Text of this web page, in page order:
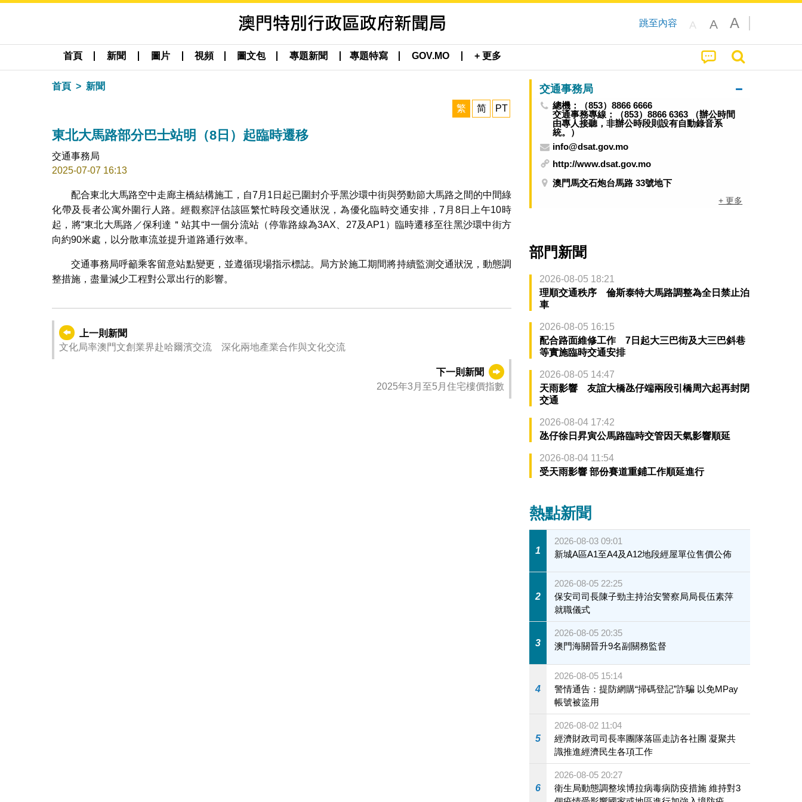
跳至內容 A A A
首頁 新聞 圖片 視頻 圖文包 專題新聞 專題特寫 GOV.MO + 更多
首頁 新聞
繁 简 PT
東北大馬路部分巴士站明（8日）起臨時遷移
交通事務局
2025-07-07 16:13
配合東北大馬路空中走廊主橋結構施工，自7月1日起已圍封介乎黑沙環中街與勞動節大馬路之間的中間綠
化帶及長者公寓外圍行人路。經觀察評估該區繁忙時段交通狀況，為優化臨時交通安排，7月8日上午10時
起，將“東北大馬路／保利達＂站其中一個分流站（停靠路線為3AX、27及AP1）臨時遷移至往黑沙環中街方
向約90米處，以分散車流並提升道路通行效率。
交通事務局呼籲乘客留意站點變更，並遵循現場指示標誌。局方於施工期間將持續監測交通狀況，動態調
整措施，盡量減少工程對公眾出行的影響。
上一則新聞
文化局率澳門文創業界赴哈爾濱交流 深化兩地產業合作與文化交流
下一則新聞
2025年3月至5月住宅樓價指數
交通事務局
總機：（853）8866 6666
交通事務專線：（853）8866 6363 （辦公時間
由專人接聽，非辦公時段則設有自動錄音系
統。）
info@dsat.gov.mo
http://www.dsat.gov.mo
澳門馬交石炮台馬路 33號地下
+ 更多
部門新聞
2026-08-05 18:21
理順交通秩序 倫斯泰特大馬路調整為全日禁止泊
車
2026-08-05 16:15
配合路面維修工作 7日起大三巴街及大三巴斜巷
等實施臨時交通安排
2026-08-05 14:47
天雨影響 友誼大橋氹仔端兩段引橋周六起再封閉
交通
2026-08-04 17:42
氹仔徐日昇寅公馬路臨時交管因天氣影響順延
2026-08-04 11:54
受天雨影響 部份賽道重鋪工作順延進行
熱點新聞
1
2026-08-03 09:01
新城A區A1至A4及A12地段經屋單位售價公佈
2
2026-08-05 22:25
保安司司長陳子勁主持治安警察局局長伍素萍
就職儀式
3
2026-08-05 20:35
澳門海關晉升9名副關務監督
4
2026-08-05 15:14
警情通告：提防網購“掃碼登記”詐騙 以免MPay
帳號被盜用
5
2026-08-02 11:04
經濟財政司司長率團隊落區走訪各社團 凝聚共
識推進經濟民生各項工作
6
2026-08-05 20:27
衛生局動態調整埃博拉病毒病防疫措施 維持對3